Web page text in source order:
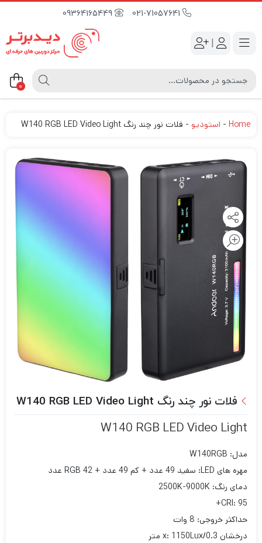
09364165449
|
0
Home
- استودیو - فلات نور چند رنگ W140 RGB LED Video Light
فلات نور چند رنگ W140 RGB LED Video Light
W140 RGB LED Video Light
مدل: W140RGB
مهره های LED: سفید 49 عدد + کم 49 عدد + RGB 42 عدد
دمای رنگ: 2500K-9000K
CRI: 95+
حداکثر خروجی: 8 وات
درخشان x: 1150Lux/0.3 متر